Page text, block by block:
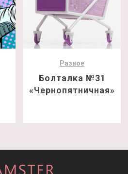
Разное
Болталка №31
«Чернопятничная»